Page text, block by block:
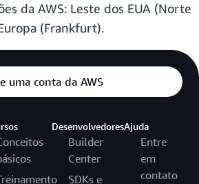
da AWS: Leste dos EUA (Norte
(Frankfurt).
uma conta da AWS
Desenvolvedores
Builder
Center
SDKs e
Ajuda
Entre
em
contato